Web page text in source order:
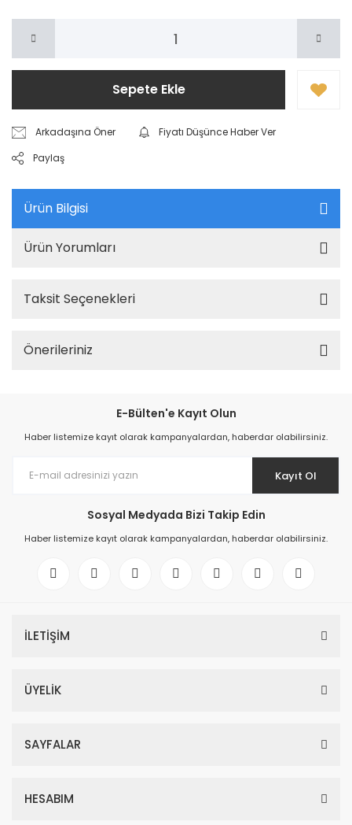
Sepete Ekle
Arkadaşına Öner
Fiyatı Düşünce Haber Ver
Paylaş
Ürün Bilgisi
Ürün Yorumları
Taksit Seçenekleri
Önerileriniz
E-Bülten'e Kayıt Olun
Haber listemize kayıt olarak kampanyalardan, haberdar olabilirsiniz.
Kayıt Ol
Sosyal Medyada Bizi Takip Edin
Haber listemize kayıt olarak kampanyalardan, haberdar olabilirsiniz.
İLETİŞİM
ÜYELİK
SAYFALAR
HESABIM